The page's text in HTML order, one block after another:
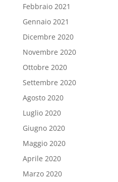
Febbraio 2021
Gennaio 2021
Dicembre 2020
Novembre 2020
Ottobre 2020
Settembre 2020
Agosto 2020
Luglio 2020
Giugno 2020
Maggio 2020
Aprile 2020
Marzo 2020